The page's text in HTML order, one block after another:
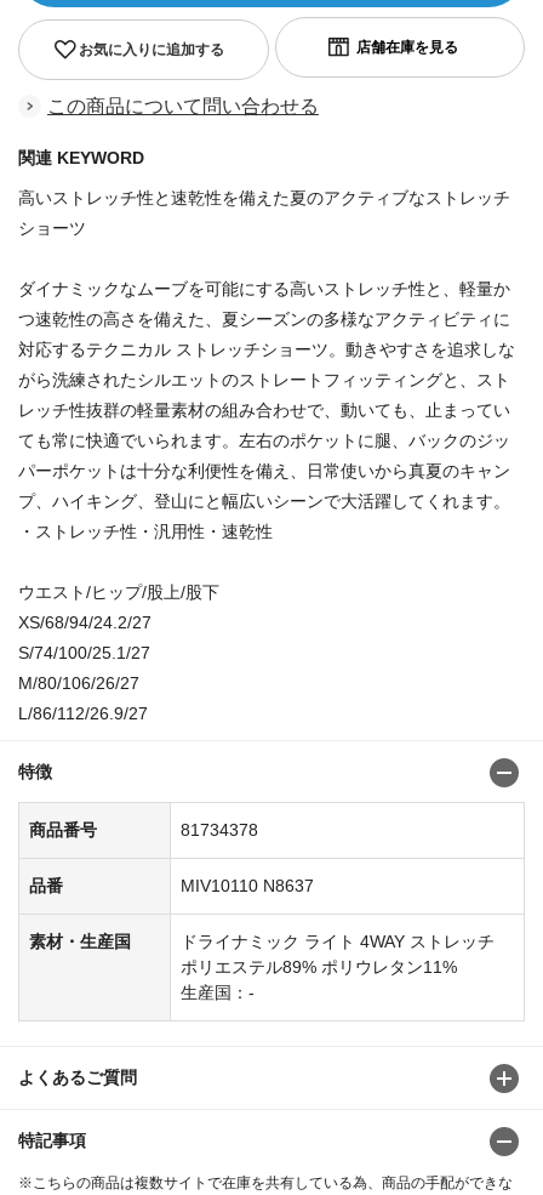
お気に入りに追加する
この商品について問い合わせる
関連 KEYWORD
高いストレッチ性と速乾性を備えた夏のアクティブなストレッチ
ショーツ
ダイナミックなムーブを可能にする高いストレッチ性と、軽量か
つ速乾性の高さを備えた、夏シーズンの多様なアクティビティに
対応するテクニカル ストレッチショーツ。動きやすさを追求しな
がら洗練されたシルエットのストレートフィッティングと、スト
レッチ性抜群の軽量素材の組み合わせで、動いても、止まってい
ても常に快適でいられます。左右のポケットに腿、バックのジッ
パーポケットは十分な利便性を備え、日常使いから真夏のキャン
プ、ハイキング、登山にと幅広いシーンで大活躍してくれます。
・ストレッチ性・汎用性・速乾性
ウエスト/ヒップ/股上/股下
XS/68/94/24.2/27
S/74/100/25.1/27
M/80/106/26/27
L/86/112/26.9/27
特徴
商品番号 81734378
品番 MIV10110 N8637
素材・生産国
ドライナミック ライト 4WAY ストレッチ
ポリエステル89% ポリウレタン11%
生産国：-
よくあるご質問
特記事項
※こちらの商品は複数サイトで在庫を共有している為、商品の手配ができな